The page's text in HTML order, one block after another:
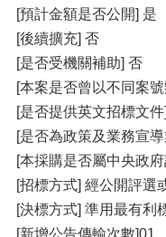
[預計金額是否公開] 是
[後續擴充] 否
[是否受機關補助] 否
[本案是否曾以不同案
[是否提供英文招標文
[是否為政策及業務宣
[本採購是否屬中央政
[招標方式] 經公開評選
[決標方式] 準用最有利
[新增公告傳輸次數]01